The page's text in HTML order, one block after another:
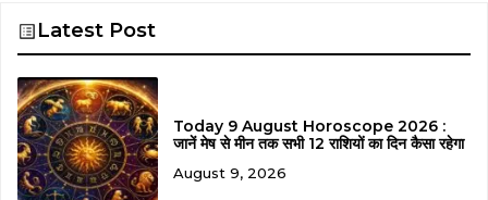
Latest Post
Today 9 August Horoscope 2026 :
जानें मेष से मीन तक सभी 12 राशियों का दिन कैसा रहेगा
August 9, 2026